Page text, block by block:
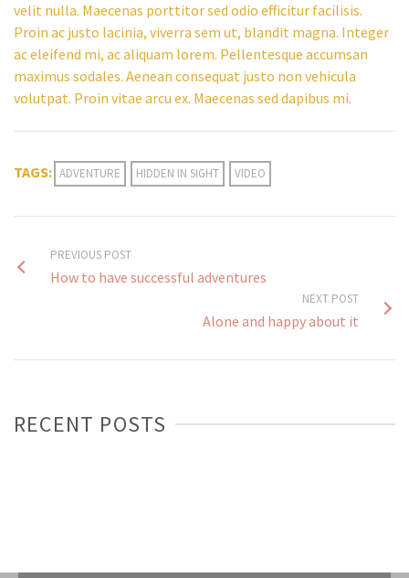
velit nulla. Maecenas porttitor sed odio efficitur facilisis.
Proin ac justo lacinia, viverra sem ut, blandit magna. Integer
ac eleifend mi, ac aliquam lorem. Pellentesque accumsan
maximus sodales. Aenean consequat justo non vehicula
volutpat. Proin vitae arcu ex. Maecenas sed dapibus mi.
TAGS: ADVENTURE HIDDEN IN SIGHT VIDEO
PREVIOUS POST
How to have successful adventures
NEXT POST
Alone and happy about it
RECENT POSTS